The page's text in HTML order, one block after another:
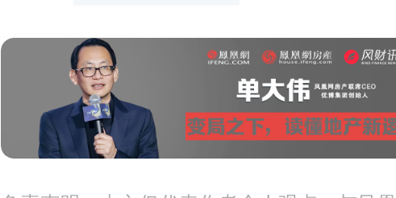
市、东莞市、中山市全域。
一、促进技术要素成果转化